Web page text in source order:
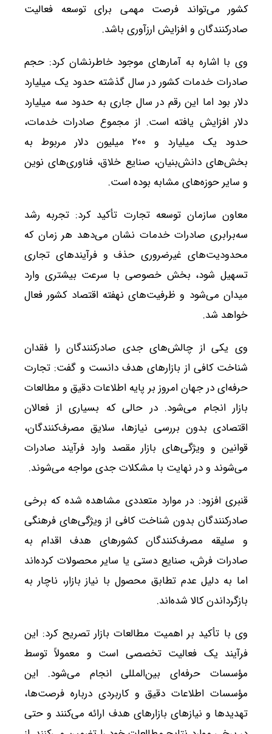
کشور می‌تواند فرصت مهمی برای توسعه فعالیت
صادرکنندگان و افزایش ارزآوری باشد.
وی با اشاره به آمارهای موجود خاطرنشان کرد: حجم
صادرات خدمات کشور در سال گذشته حدود یک میلیارد
دلار بود اما این رقم در سال جاری به حدود سه میلیارد
دلار افزایش یافته است. از مجموع صادرات خدمات،
حدود یک میلیارد و ۲۰۰ میلیون دلار مربوط به
بخش‌های دانش‌بنیان، صنایع خلاق، فناوری‌های نوین
و سایر حوزه‌های مشابه بوده است.
معاون سازمان توسعه تجارت تأکید کرد: تجربه رشد
سه‌برابری صادرات خدمات نشان می‌دهد هر زمان که
محدودیت‌های غیرضروری حذف و فرآیندهای تجاری
تسهیل شود، بخش خصوصی با سرعت بیشتری وارد
میدان می‌شود و ظرفیت‌های نهفته اقتصاد کشور فعال
خواهد شد.
وی یکی از چالش‌های جدی صادرکنندگان را فقدان
شناخت کافی از بازارهای هدف دانست و گفت: تجارت
حرفه‌ای در جهان امروز بر پایه اطلاعات دقیق و مطالعات
بازار انجام می‌شود. در حالی که بسیاری از فعالان
اقتصادی بدون بررسی نیازها، سلایق مصرف‌کنندگان،
قوانین و ویژگی‌های بازار مقصد وارد فرآیند صادرات
می‌شوند و در نهایت با مشکلات جدی مواجه می‌شوند.
قنبری افزود: در موارد متعددی مشاهده شده که برخی
صادرکنندگان بدون شناخت کافی از ویژگی‌های فرهنگی
و سلیقه مصرف‌کنندگان کشورهای هدف اقدام به
صادرات فرش، صنایع دستی یا سایر محصولات کرده‌اند
اما به دلیل عدم تطابق محصول با نیاز بازار، ناچار به
بازگرداندن کالا شده‌اند.
وی با تأکید بر اهمیت مطالعات بازار تصریح کرد: این
فرآیند یک فعالیت تخصصی است و معمولاً توسط
مؤسسات حرفه‌ای بین‌المللی انجام می‌شود. این
مؤسسات اطلاعات دقیق و کاربردی درباره فرصت‌ها،
تهدیدها و نیازهای بازارهای هدف ارائه می‌کنند و حتی